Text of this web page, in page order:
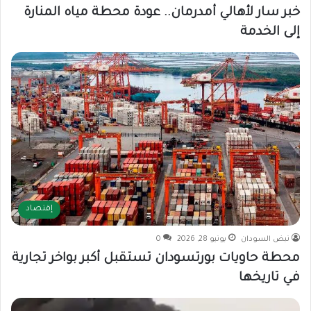
خبر سار لأهالي أمدرمان.. عودة محطة مياه المنارة
إلى الخدمة
إقتصاد
نبض السودان يونيو 28, 2026 0
محطة حاويات بورتسودان تستقبل أكبر بواخر تجارية
في تاريخها